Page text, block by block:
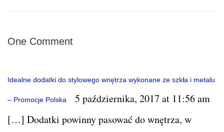
One Comment
Idealne dodatki do stylowego wnętrza wykonane ze szkła i metalu
– Promocje Polska
5 października, 2017 at 11:56 am
[…] Dodatki powinny pasować do wnętrza, w